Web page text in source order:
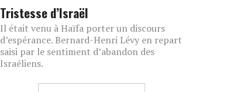
Tristesse d’Israël
Il était venu à Haïfa porter un discours
d’espérance. Bernard-Henri Lévy en repart
saisi par le sentiment d’abandon des
Israéliens.